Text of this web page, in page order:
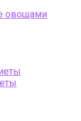
овощами